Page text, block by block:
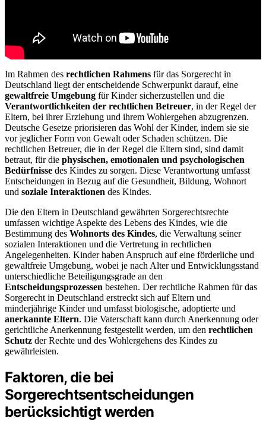
Im Rahmen des rechtlichen Rahmens für das Sorgerecht in
Deutschland liegt der entscheidende Schwerpunkt darauf, eine
gewaltfreie Umgebung für Kinder sicherzustellen und die
Verantwortlichkeiten der rechtlichen Betreuer, in der Regel der
Eltern, bei ihrer Erziehung und ihrem Wohlergehen abzugrenzen.
Deutsche Gesetze priorisieren das Wohl der Kinder, indem sie sie
vor jeglicher Form von Gewalt oder Schaden schützen. Die
rechtlichen Betreuer, die in der Regel die Eltern sind, sind damit
betraut, für die physischen, emotionalen und psychologischen
Bedürfnisse des Kindes zu sorgen. Diese Verantwortung umfasst
Entscheidungen in Bezug auf die Gesundheit, Bildung, Wohnort
und soziale Interaktionen des Kindes.
Die den Eltern in Deutschland gewährten Sorgerechtsrechte
umfassen wichtige Aspekte des Lebens des Kindes, wie die
Bestimmung des Wohnorts des Kindes, die Verwaltung seiner
sozialen Interaktionen und die Vertretung in rechtlichen
Angelegenheiten. Kinder haben Anspruch auf eine förderliche und
gewaltfreie Umgebung, wobei je nach Alter und Entwicklungsstand
unterschiedliche Beteiligungsgrade an den
Entscheidungsprozessen bestehen. Der rechtliche Rahmen für das
Sorgerecht in Deutschland erstreckt sich auf Eltern und
minderjährige Kinder und umfasst biologische, adoptierte und
anerkannte Eltern. Die Vaterschaft kann durch Anerkennung oder
gerichtliche Anerkennung festgestellt werden, um den rechtlichen
Schutz der Rechte und des Wohlergehens des Kindes zu
gewährleisten.
Faktoren, die bei
Sorgerechtsentscheidungen
berücksichtigt werden